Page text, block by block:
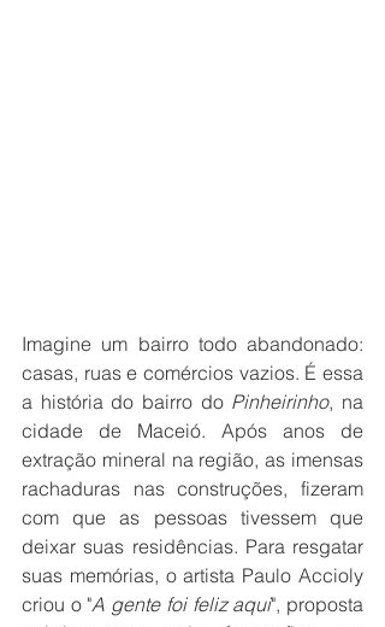
Imagine um bairro todo abandonado:
casas, ruas e comércios vazios. É essa
a história do bairro do Pinheirinho, na
cidade de Maceió. Após anos de
extração mineral na região, as imensas
rachaduras nas construções, fizeram
com que as pessoas tivessem que
deixar suas residências. Para resgatar
suas memórias, o artista Paulo Accioly
criou o "A gente foi feliz aqui", proposta